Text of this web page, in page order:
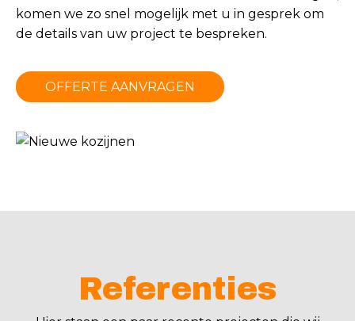
komen we zo snel mogelijk met u in gesprek om
de details van uw project te bespreken.
OFFERTE AANVRAGEN
Referenties